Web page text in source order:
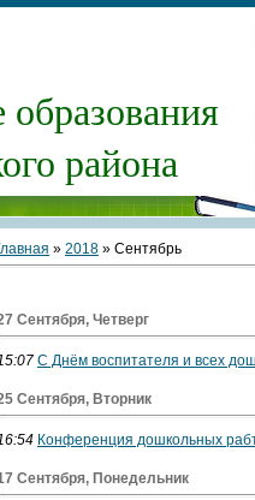
района
» 2018 » Сентябрь
Сентября, Четверг
С Днём воспитателя и всех
Сентября, Вторник
Конференция дошкольных
Сентября, Понедельник